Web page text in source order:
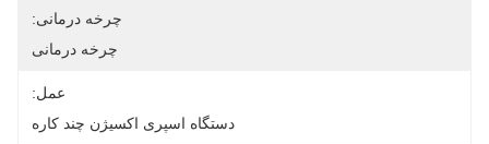
چرخه درمانی:
چرخه درمانی
عمل:
دستگاه اسپری اکسیژن چند کاره